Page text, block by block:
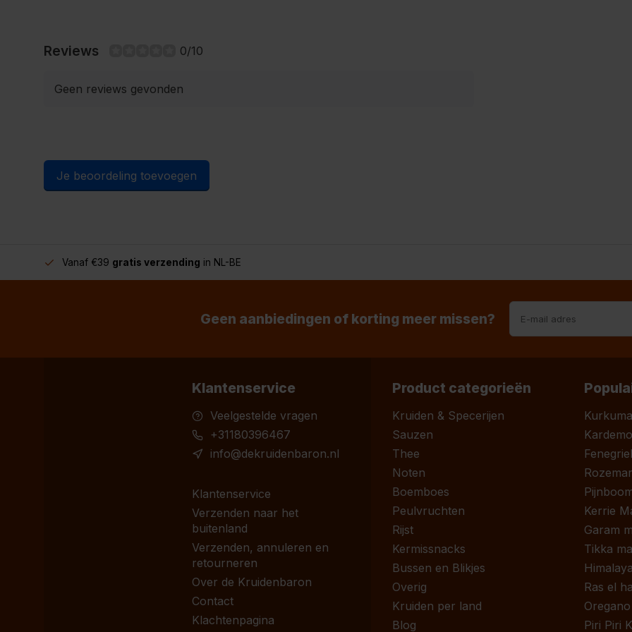
Reviews 0/10
Geen reviews gevonden
Je beoordeling toevoegen
Vanaf €39 gratis verzending in NL-BE
Geen aanbiedingen of korting meer missen?
Klantenservice
Veelgestelde vragen
+31180396467
info@dekruidenbaron.nl
Klantenservice
Verzenden naar het
buitenland
Verzenden, annuleren en
retourneren
Over de Kruidenbaron
Contact
Klachtenpagina
Product categorieën
Kruiden & Specerijen
Sauzen
Thee
Noten
Boemboes
Peulvruchten
Rijst
Kermissnacks
Bussen en Blikjes
Overig
Kruiden per land
Blog
Kurkuma
Kerrie
Garam
Tikka
Ras el
Oregano
Piri Piri